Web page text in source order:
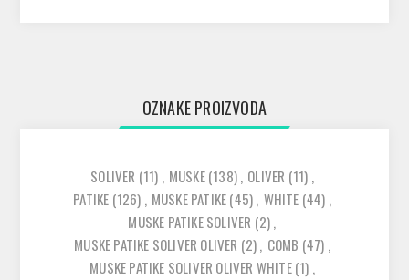
OZNAKE PROIZVODA
SOLIVER (11) , MUSKE(138), OLIVER (11) ,
PATIKE (126) , MUSKE PATIKE(45), WHITE (44) ,
MUSKE PATIKE SOLIVER (2),
MUSKE PATIKE SOLIVER OLIVER (2), COMB (47) ,
MUSKE PATIKE SOLIVER OLIVER WHITE(1) ,